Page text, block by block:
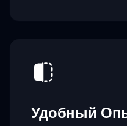
Удобный